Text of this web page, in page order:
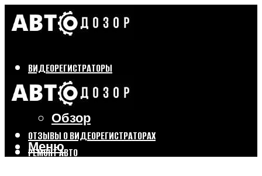
ВИДЕОРЕГИСТРАТОРЫ
Бренды
Выбор
Обзор
ОТЗЫВЫ О ВИДЕОРЕГИСТРАТОРАХ
РЕМОНТ АВТО
Меню